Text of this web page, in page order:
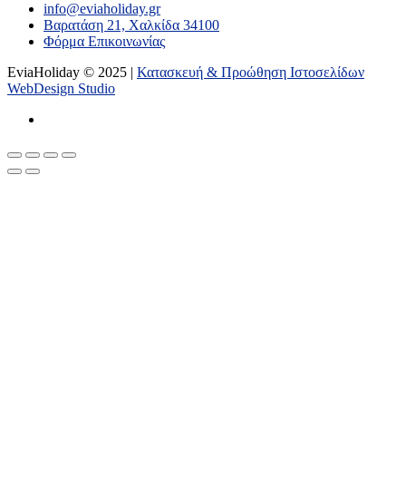
info@eviaholiday.gr
Βαρατάση 21, Χαλκίδα 34100
Φόρμα Επικοινωνίας
EviaHoliday © 2025 | Κατασκευή & Προώθηση Ιστοσελίδων
WebDesign Studio